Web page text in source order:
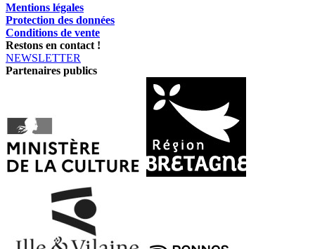
Mentions légales
Protection des données
Conditions de vente
Restons en contact !
NEWSLETTER
Partenaires publics